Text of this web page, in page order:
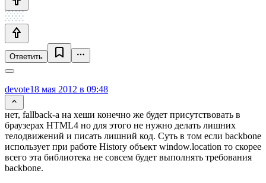
Ответить
devote18 мая 2012 в 09:48
нет, fallback-а на хеши конечно же будет присутствовать в
браузерах HTML4 но для этого не нужно делать лишних
телодвижений и писать лишний код. Суть в том если backbone
использует при работе History объект window.location то скорее
всего эта библиотека не совсем будет выполнять требования
backbone.